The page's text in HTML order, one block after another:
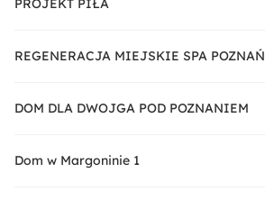
PROJEKT PIŁA
REGENERACJA MIEJSKIE SPA POZNAŃ
DOM DLA DWOJGA POD POZNANIEM
Dom w Margoninie 1